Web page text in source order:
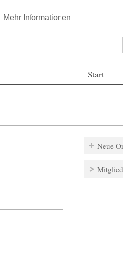
Mehr Informationen
Kostenlos registrieren
Start
Neue